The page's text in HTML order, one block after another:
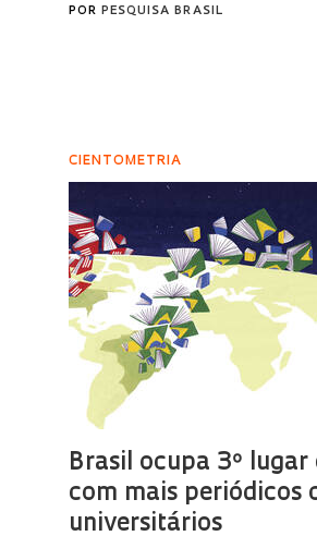
POR PESQUISA BRASIL
CIENTOMETRIA
Brasil ocupa 3º lugar
com mais periódicos
universitários